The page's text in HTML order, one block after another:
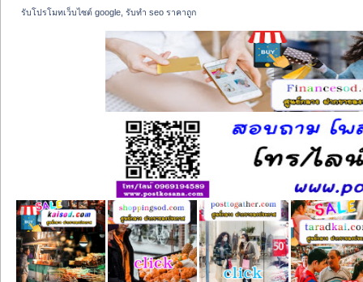
รับโปรโมทเว็บไซต์ google, รับทำ seo ราคาถูก